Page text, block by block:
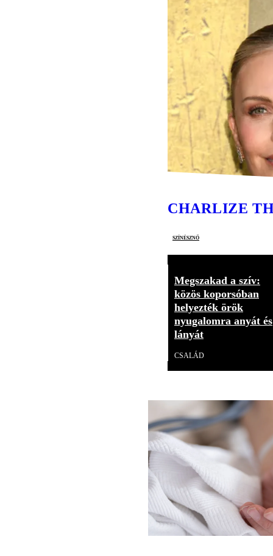
CHARLIZE
színésznő
Megszakad a szív:
közös koporsóban
helyezték örök
nyugalomra anyát és
lányát
CSALÁD